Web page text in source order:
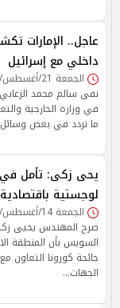
عاجل.. الإمارات
داخلي مع إسرائيل
الجمعة 21/أغسطس/2020 - 10:43 م
نفى سالم محمد الزعابي
في وزارة الخارجية
ما تردد في بعض وسائل
يحى زكى: تأمل في
لوجستية
الجمعة 14/أغسطس/2020 - 10:31 ص
صرح المهندس يحيى
السويس بأن المنطقة
جائحة كورونا التعاون
الجهات…